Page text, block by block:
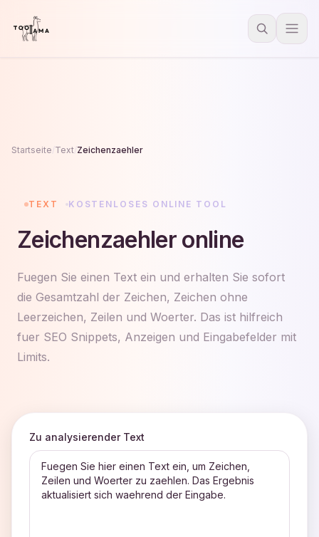
Startseite Text Zeichenzaehler
TEXT KOSTENLOSES ONLINE TOOL
Zeichenzaehler online
Fuegen Sie einen Text ein und erhalten Sie sofort
die Gesamtzahl der Zeichen, Zeichen ohne
Leerzeichen, Zeilen und Woerter. Das ist hilfreich
fuer SEO Snippets, Anzeigen und Eingabefelder mit
Limits.
Zu analysierender Text